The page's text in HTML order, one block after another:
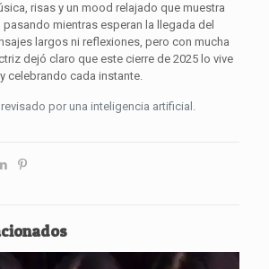
risas y un mood relajado que muestra
mientras esperan la llegada del
largos ni reflexiones, pero con mucha
dejó claro que este cierre de 2025 lo vive
celebrando cada instante.
por una inteligencia artificial.